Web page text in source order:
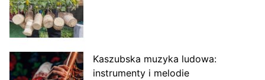
Kaszubska muzyka ludowa:
instrumenty i melodie